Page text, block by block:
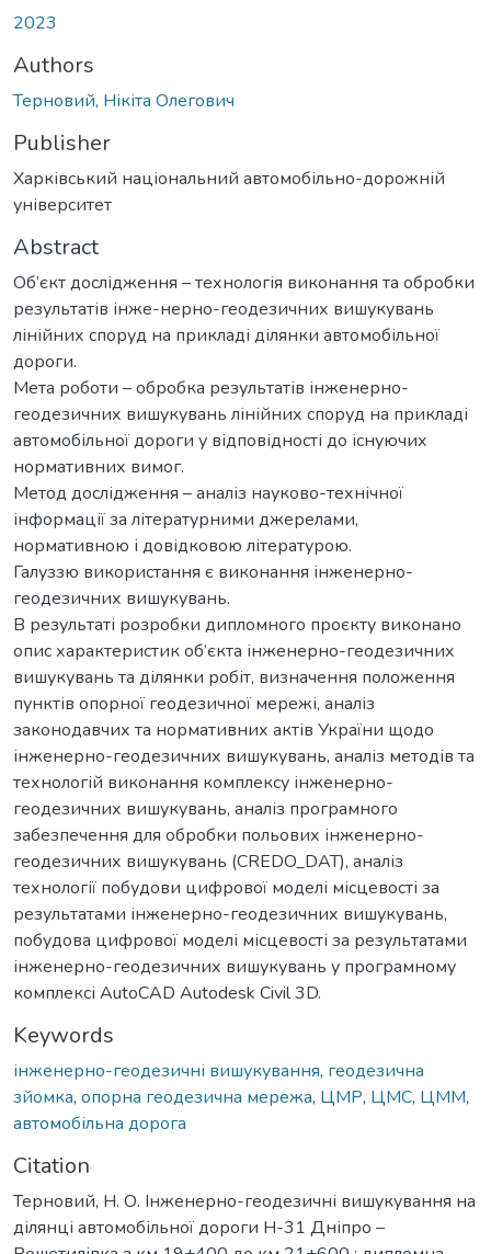
2023
Authors
Терновий, Нікіта Олегович
Publisher
Харківський національний автомобільно-дорожній
університет
Abstract
Об’єкт дослідження – технологія виконання та обробки
результатів інже-нерно-геодезичних вишукувань
лінійних споруд на прикладі ділянки автомобільної
дороги.
Мета роботи – обробка результатів інженерно-
геодезичних вишукувань лінійних споруд на прикладі
автомобільної дороги у відповідності до існуючих
нормативних вимог.
Метод дослідження – аналіз науково-технічної
інформації за літературними джерелами,
нормативною і довідковою літературою.
Галуззю використання є виконання інженерно-
геодезичних вишукувань.
В результаті розробки дипломного проєкту виконано
опис характеристик об’єкта інженерно-геодезичних
вишукувань та ділянки робіт, визначення положення
пунктів опорної геодезичної мережі, аналіз
законодавчих та нормативних актів України щодо
інженерно-геодезичних вишукувань, аналіз методів та
технологій виконання комплексу інженерно-
геодезичних вишукувань, аналіз програмного
забезпечення для обробки польових інженерно-
геодезичних вишукувань (CREDO_DAT), аналіз
технології побудови цифрової моделі місцевості за
результатами інженерно-геодезичних вишукувань,
побудова цифрової моделі місцевості за результатами
інженерно-геодезичних вишукувань у програмному
комплексі AutoCAD Autodesk Civil 3D.
Keywords
інженерно-геодезичні вишукування, геодезична
зйомка, опорна геодезична мережа, ЦМР, ЦМС, ЦММ,
автомобільна дорога
Citation
Терновий, Н. О. Інженерно-геодезичні вишукування на
ділянці автомобільної дороги Н-31 Дніпро –